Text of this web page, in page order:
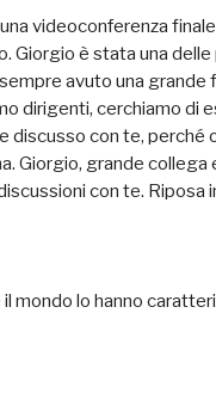
videoconferenza
Giorgio è stata una
avuto una grande
dirigenti, cerchiamo di
discusso con te, perché
Giorgio, grande collega
con te. Riposa
mondo lo hanno